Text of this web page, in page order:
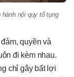
nội quy tố tụng
quyền và
đi kèm nhau.
chỉ gây bất lợi